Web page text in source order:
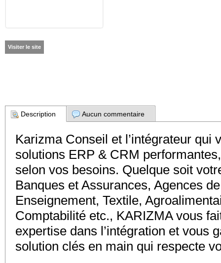
Visiter le site
Description Aucun commentaire
Karizma Conseil et l’intégrateur qui
solutions ERP & CRM
selon vos besoins. Quelque soit
Banques et Assurances, Agences
Enseignement, Textile,
Comptabilité etc., KARIZMA vous
expertise dans l’intégration et vous
solution clés en main qui respecte